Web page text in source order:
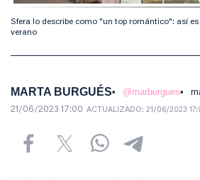
Sfera lo describe como "un top romántico": así
verano
MARTA BURGUÉS @marburgues
21/06/2023 17:00 ACTUALIZADO: 21/06/2023